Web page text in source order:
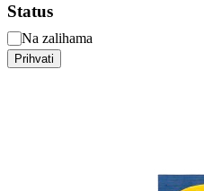
Status
Na zalihama
Prihvati